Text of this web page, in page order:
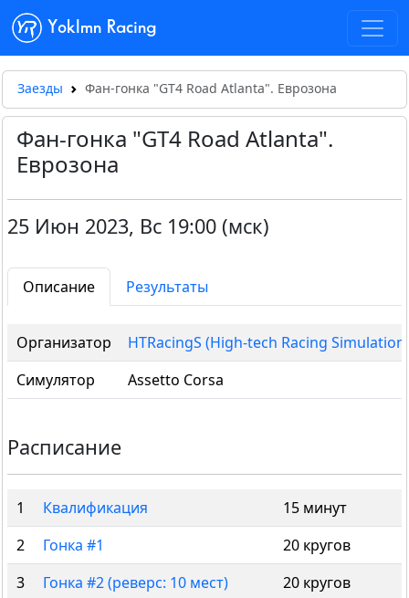
Yoklmn Racing
Заезды Фан-гонка "GT4 Road Atlanta". Еврозона
Фан-гонка "GT4 Road Atlanta".
Еврозона
25 Июн 2023, Вс 19:00 (мск)
Описание Результаты
Организатор
HTRacingS (High-tech Racing
Симулятор
Assetto Corsa
Расписание
1 Квалификация
15 минут
2
Гонка #1
20 кругов
3
Гонка #2 (реверс: 10 мест) 20 кругов